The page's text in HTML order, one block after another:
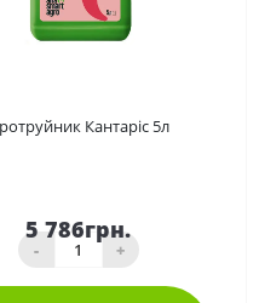
Кантаріс 5л
5 786грн.
- +